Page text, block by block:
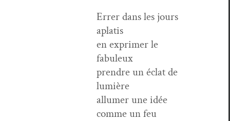
Errer dans les jours
aplatis
en exprimer le
fabuleux
pren­dre un éclat de
lumière
allumer une idée
comme un feu